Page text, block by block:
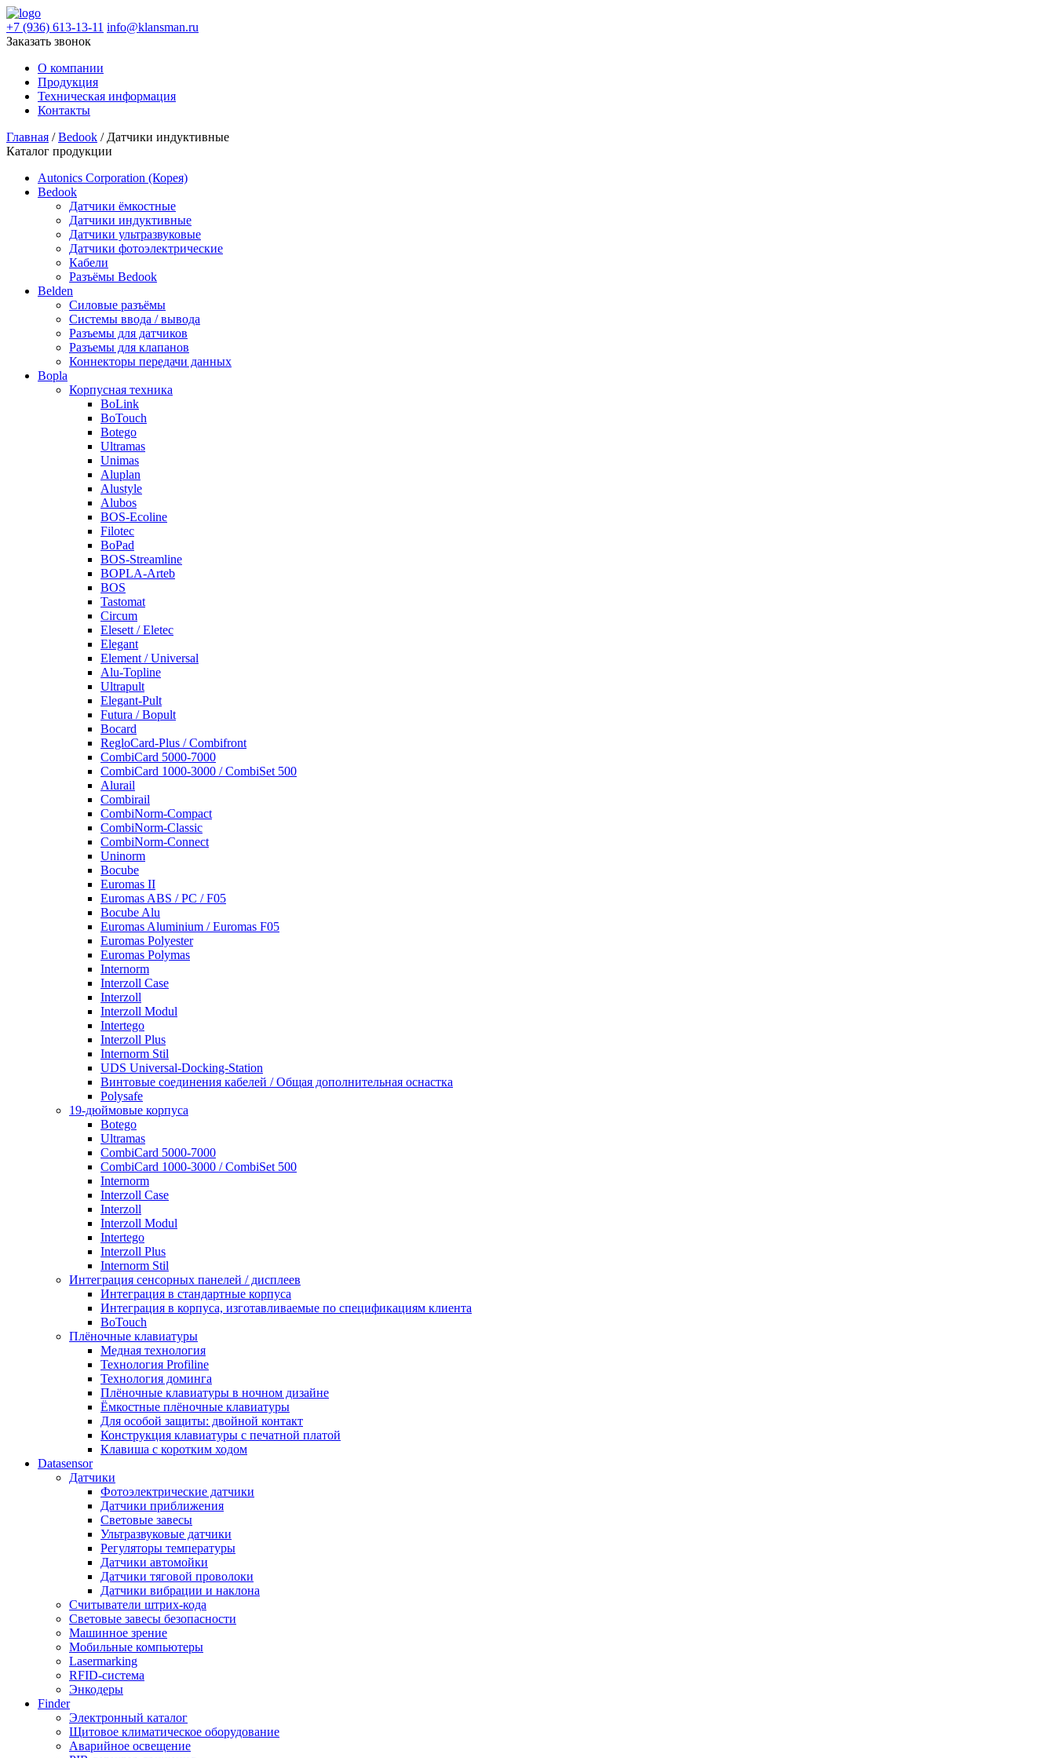
+7 (936) 613-13-11 info@klansman.ru
Заказать звонок
О компании
Продукция
Техническая информация
Контакты
Главная /Bedook / Датчики индуктивные
Каталог продукции
Autonics Corporation (Корея)
Bedook
Датчики ёмкостные
Датчики индуктивные
Датчики ультразвуковые
Датчики фотоэлектрические
Кабели
Разъёмы Bedook
Belden
Силовые разъёмы
Системы ввода / вывода
Разъемы для датчиков
Разъемы для клапанов
Коннекторы передачи данных
Bopla
Корпусная техника
BoLink
BoTouch
Botego
Ultramas
Unimas
Aluplan
Alustyle
Alubos
BOS-Ecoline
Filotec
BoPad
BOS-Streamline
BOPLA-Arteb
BOS
Tastomat
Circum
Elesett / Eletec
Elegant
Element / Universal
Alu-Topline
Ultrapult
Elegant-Pult
Futura / Bopult
Bocard
RegloCard-Plus / Combifront
CombiCard 5000-7000
CombiCard 1000-3000 / CombiSet 500
Alurail
Combirail
CombiNorm-Compact
CombiNorm-Classic
CombiNorm-Connect
Uninorm
Bocube
Euromas II
Euromas ABS / PC / F05
Bocube Alu
Euromas Aluminium / Euromas F05
Euromas Polyester
Euromas Polymas
Internorm
Interzoll Case
Interzoll
Interzoll Modul
Intertego
Interzoll Plus
Internorm Stil
UDS Universal-Docking-Station
Винтовые соединения кабелей / Общая дополнительная оснастка
Polysafe
19-дюймовые корпуса
Botego
Ultramas
CombiCard 5000-7000
CombiCard 1000-3000 / CombiSet 500
Internorm
Interzoll Case
Interzoll
Interzoll Modul
Intertego
Interzoll Plus
Internorm Stil
Интеграция сенсорных панелей / дисплеев
Интеграция в стандартные корпуса
Интеграция в корпуса, изготавливаемые по спецификациям клиента
BoTouch
Плёночные клавиатуры
Медная технология
Технология Profiline
Технология доминга
Плёночные клавиатуры в ночном дизайне
Ёмкостные плёночные клавиатуры
Для особой защиты: двойной контакт
Конструкция клавиатуры с печатной платой
Клавиша с коротким ходом
Datasensor
Датчики
Фотоэлектрические датчики
Датчики приближения
Световые завесы
Ультразвуковые датчики
Регуляторы температуры
Датчики автомойки
Датчики тяговой проволоки
Датчики вибрации и наклона
Считыватели штрих-кода
Световые завесы безопасности
Машинное зрение
Мобильные компьютеры
Lasermarking
RFID-система
Энкодеры
Finder
Электронный каталог
Щитовое климатическое оборудование
Аварийное освещение